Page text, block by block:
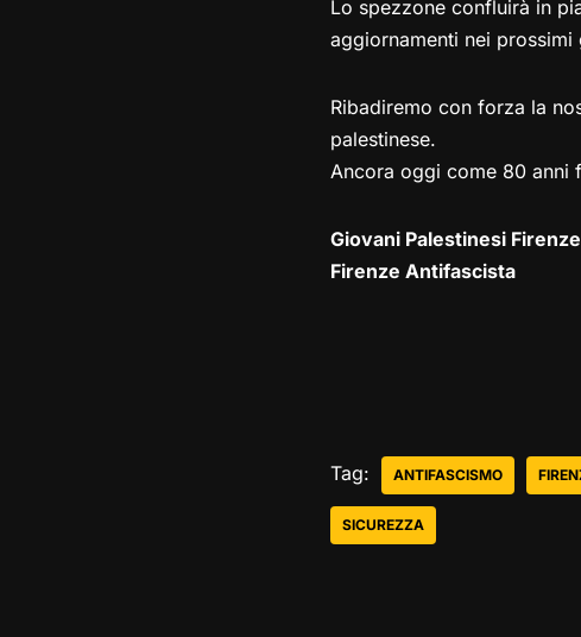
Lo spezzone confluirà in
aggiornamenti nei
Ribadiremo con forza la
palestinese.
Ancora oggi come 80 anni
Giovani Palestinesi Firenze
Firenze Antifascista
Tag: ANTIFASCISMO
SICUREZZA